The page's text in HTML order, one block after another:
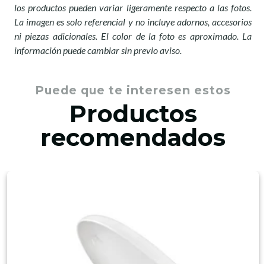
los productos pueden variar ligeramente respecto a las fotos.
La imagen es solo referencial y no incluye adornos, accesorios
ni piezas adicionales. El color de la foto es aproximado. La
información puede cambiar sin previo aviso.
Puede que te interesen estos
Productos
recomendados